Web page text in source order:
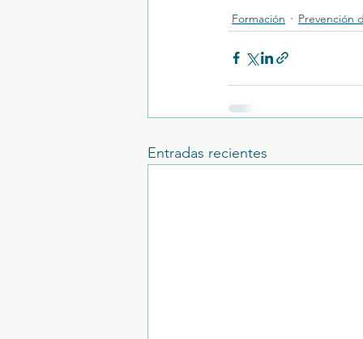
Formación Prevención
Entradas recientes